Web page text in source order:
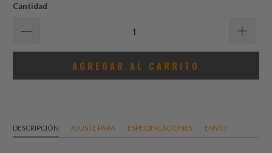
Cantidad
AGREGAR AL CARRITO
DESCRIPCIÓN AJUSTE PARA ESPECIFICACIONES ENVÍO